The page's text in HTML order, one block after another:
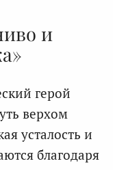
и
герой
верхом
усталость и
благодаря